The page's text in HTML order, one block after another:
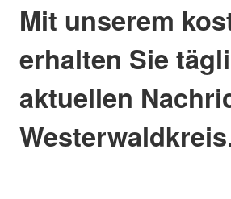
Mit unserem
erhalten Sie
aktuellen